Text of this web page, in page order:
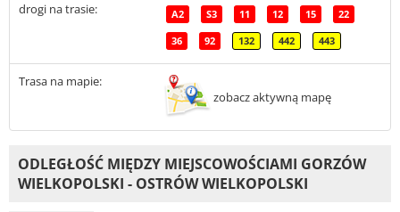
drogi na trasie: A2 S3 11 12 15 22
36 92 132 442 443
Trasa na mapie:
zobacz aktywną mapę
ODLEGŁOŚĆ MIĘDZY MIEJSCOWOŚCIAMI GORZÓW
WIELKOPOLSKI - OSTRÓW WIELKOPOLSKI